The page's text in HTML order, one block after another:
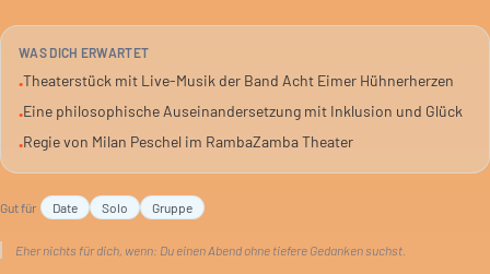
Vergangenheit und Zukunft um? Diese Fragen stellen sich die
Schauspieler mit und ohne Behinderung auf der Bühne. Eine
Auseinandersetzung, die den Blick weitet.
Es geht um die Vorteile des Langsam-Seins, um Anpassung und
Nachdenken anregt und den Sinn des Lebens aus
verschiedenen Perspektiven beleuchtet.
WAS DICH ERWARTET
•Theaterstück mit Live-Musik der Band Acht Eimer Hühnerherzen
•Eine philosophische Auseinandersetzung mit Inklusion und Glück
•Regie von Milan Peschel im RambaZamba Theater
Gut für Date Solo Gruppe
Eher nichts für dich, wenn: Du einen Abend ohne tiefere Gedanken suchst.